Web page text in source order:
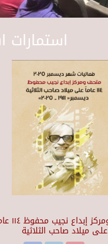
متحف ومركز إبداع
على ميلاد صاحب الثلاثية